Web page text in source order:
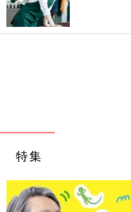
特集